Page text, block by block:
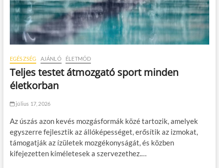
EGÉSZSÉG AJÁNLÓ ÉLETMÓD
Teljes testet átmozgató sport minden
életkorban
július 17, 2026
Az úszás azon kevés mozgásformák közé tartozik, amelyek
egyszerre fejlesztik az állóképességet, erősítik az izmokat,
támogatják az ízületek mozgékonyságát, és közben
kifejezetten kíméletesek a szervezethez.…